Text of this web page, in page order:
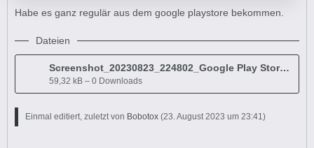
Habe es ganz regulär aus dem google playstore bekommen.
Dateien
Screenshot_20230823_224802_Google Play Store.jpg
59,32 kB – 0 Downloads
Einmal editiert, zuletzt von Bobotox (23. August 2023 um 23:41)